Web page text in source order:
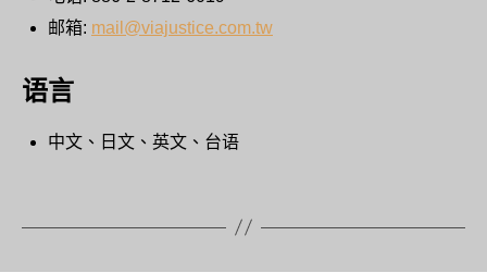
邮箱: mail@viajustice.com.tw
语言
中文、日文、英文、台语